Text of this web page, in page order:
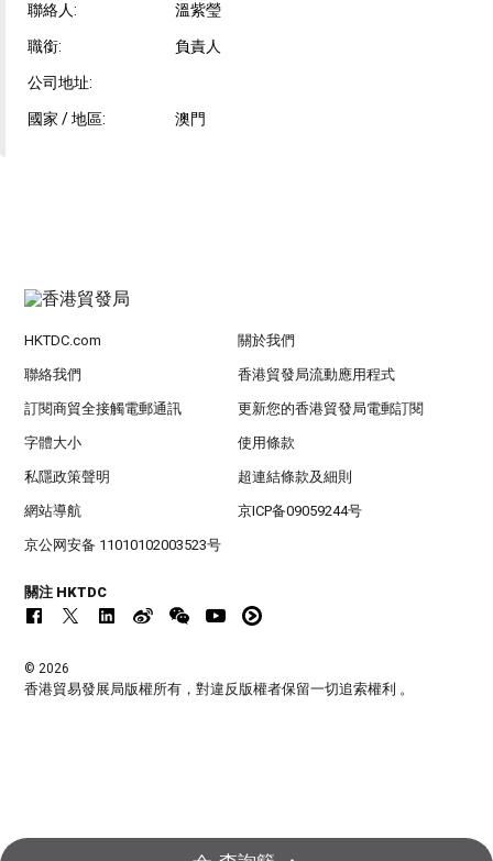
聯絡人: 溫紫瑩
職銜: 負責人
公司地址:
國家 / 地區: 澳門
HKTDC.com 關於我們
聯絡我們 香港貿發局流動應用程式
訂閱商貿全接觸電郵通訊 更新您的香港貿發局電郵訂閱
字體大小 使用條款
私隱政策聲明 超連結條款及細則
網站導航 京ICP备09059244号
京公网安备 11010102003523号
關注 HKTDC
© 2026
香港貿易發展局版權所有，對違反版權者保留一切追索權利 。